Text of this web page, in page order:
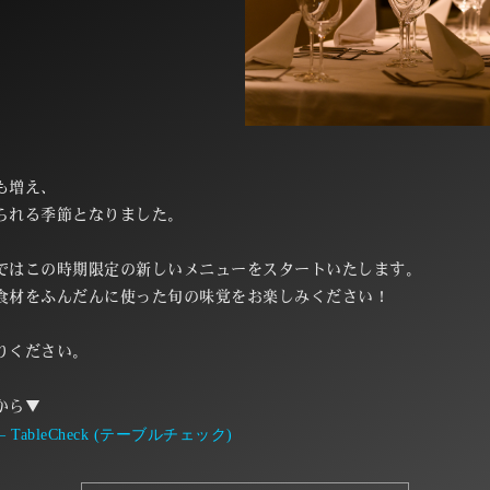
え、
る季節となりました。
この時期限定の新しいメニューをスタートいたします。
をふんだんに使った旬の味覚をお楽しみください！
ださい。
ら▼
(テーブルチェック)